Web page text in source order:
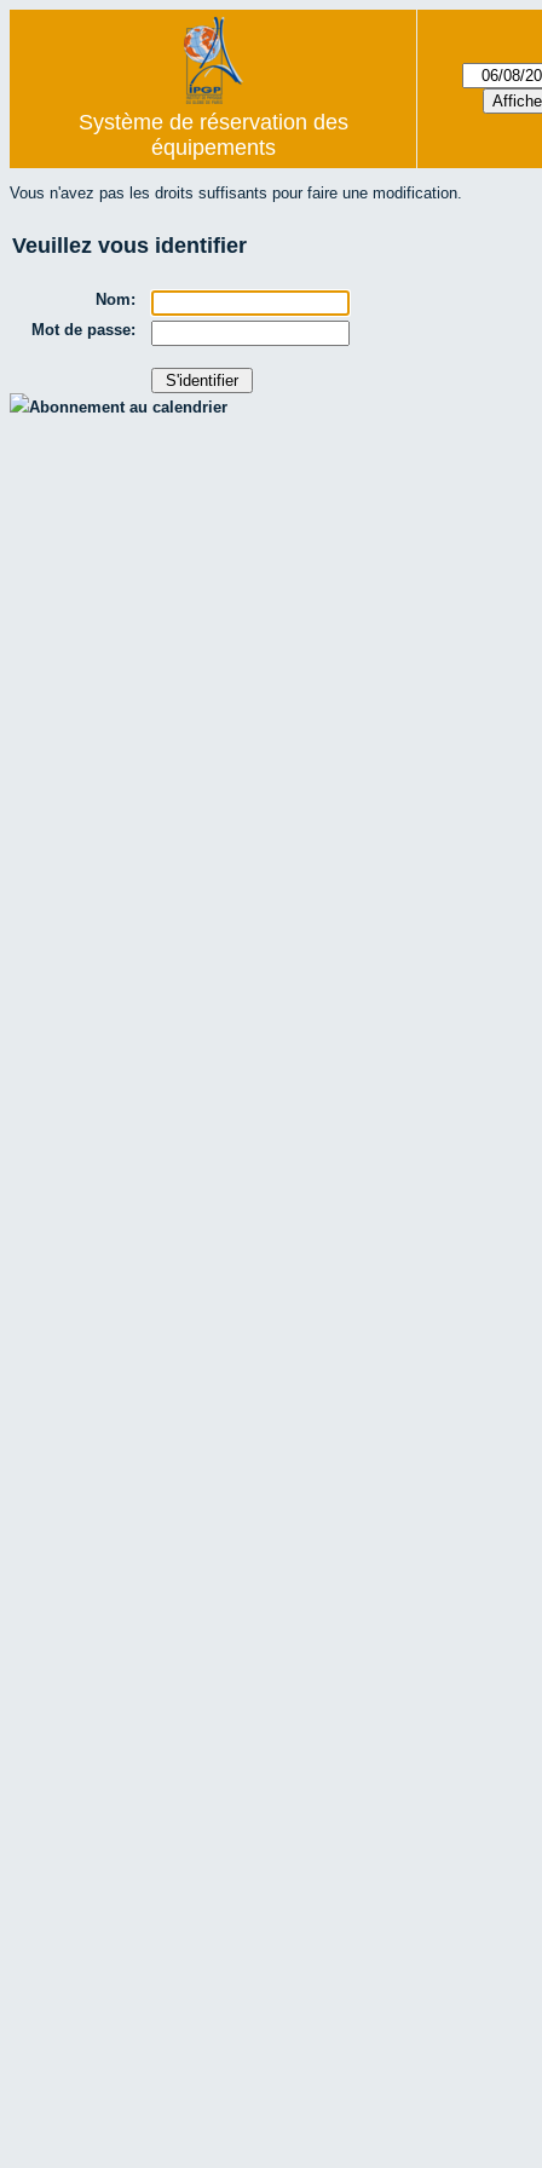
Système de réservation des
équipements
Vous n'avez pas les droits suffisants pour faire une modification.
Veuillez vous identifier
Nom:
Mot de passe:
Abonnement au calendrier